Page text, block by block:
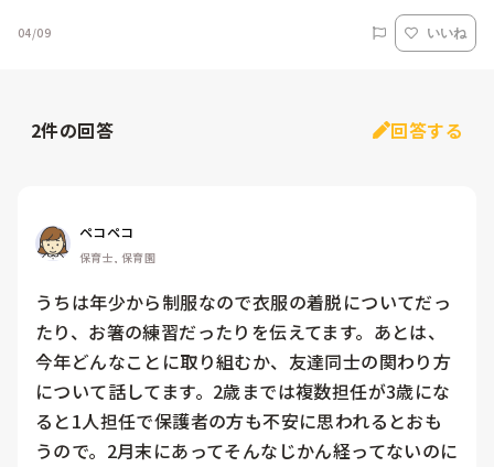
04/09 いいね
2件の回答 回答する
ペコペコ
保育士, 保育園
うちは年少から制服なので衣服の着脱についてだっ
たり、お箸の練習だったりを伝えてます。あとは、
今年どんなことに取り組むか、友達同士の関わり方
について話してます。2歳までは複数担任が3歳にな
ると1人担任で保護者の方も不安に思われるとおも
うので。2月末にあってそんなじかん経ってないのに